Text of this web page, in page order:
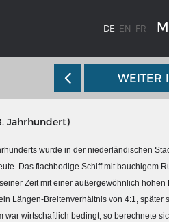
DE EN FR
BASEL BIS KOBLENZ KAISER
WEITER
Jahrhundert)
wurde in der niederländischen
Das flachbodige Schiff mit bauchigem
Zeit mit einer außergewöhnlich
Längen-Breitenverhältnis von 4:1, später
war wirtschaftlich bedingt, so berechnete